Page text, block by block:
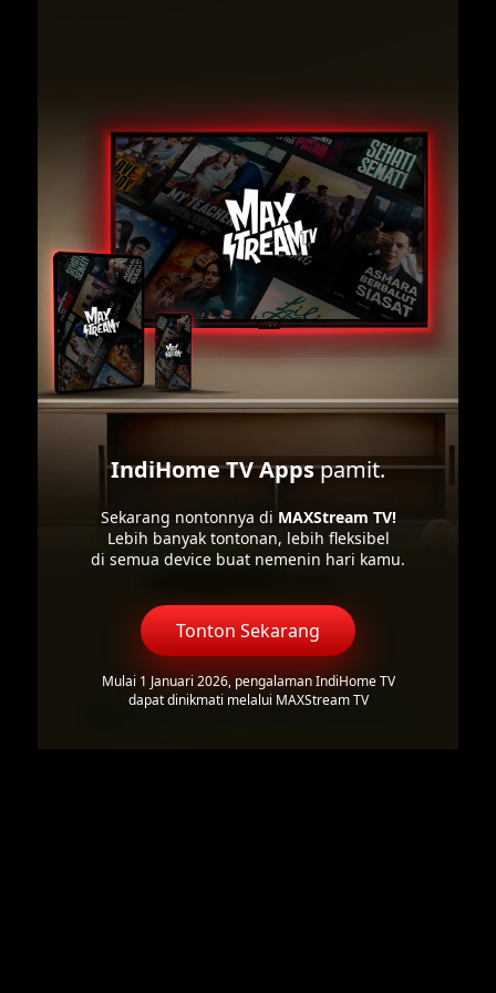
IndiHome TV Appspamit.
Sekarang nontonnya di MAXStream TV!
Lebih banyak tontonan, lebih fleksibel
di semua device buat nemenin hari kamu.
Tonton Sekarang
Mulai 1 Januari 2026, pengalaman IndiHome TV
dapat dinikmati melalui MAXStream TV